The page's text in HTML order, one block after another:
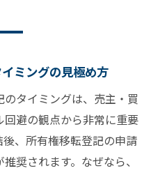
ミングの見極め方
タイミングは、売主・買
避の観点から非常に重要
、所有権移転登記の申請
奨されます。なぜなら、